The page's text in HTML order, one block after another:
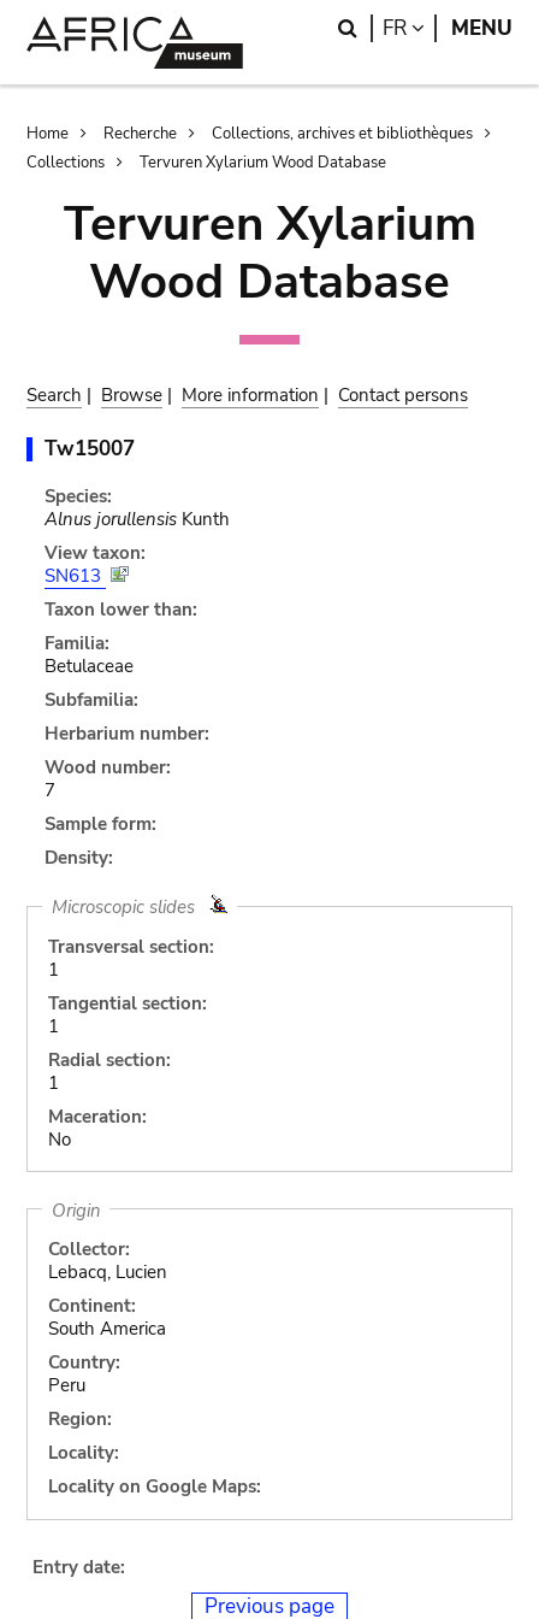
Search
FR LANGUAGE
MENU
Breadcrumb
Home Recherche
Collections, archives et bibliothèques
Collections
Tervuren Xylarium Wood Database
Tervuren Xylarium
Wood Database
Search | Browse | More information | Contact persons
Tw15007
Species:
Alnus jorullensisKunth
View taxon:
SN613
Taxon lower than:
Familia:
Betulaceae
Subfamilia:
Herbarium number:
Wood number:
7
Sample form:
Density:
Microscopic slides
Transversal section:
1
Tangential section:
1
Radial section:
1
Maceration:
No
Origin
Collector:
Lebacq, Lucien
Continent:
South America
Country:
Peru
Region:
Locality:
Locality on Google Maps:
Entry date:
Previous page